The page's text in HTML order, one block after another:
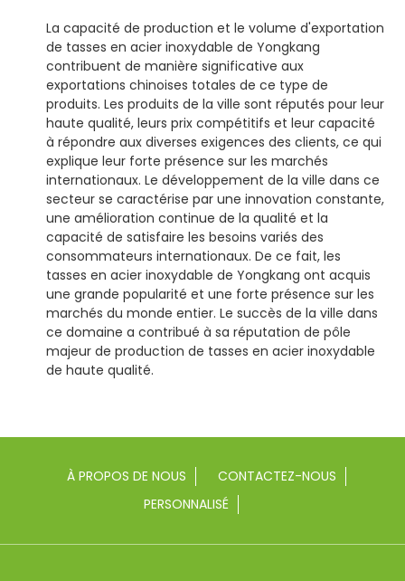
La capacité de production et le volume d'exportation
de tasses en acier inoxydable de Yongkang
contribuent de manière significative aux
exportations chinoises totales de ce type de
produits. Les produits de la ville sont réputés pour leur
haute qualité, leurs prix compétitifs et leur capacité
à répondre aux diverses exigences des clients, ce qui
explique leur forte présence sur les marchés
internationaux. Le développement de la ville dans ce
secteur se caractérise par une innovation constante,
une amélioration continue de la qualité et la
capacité de satisfaire les besoins variés des
consommateurs internationaux. De ce fait, les
tasses en acier inoxydable de Yongkang ont acquis
une grande popularité et une forte présence sur les
marchés du monde entier. Le succès de la ville dans
ce domaine a contribué à sa réputation de pôle
majeur de production de tasses en acier inoxydable
de haute qualité.
À PROPOS DE NOUS
CONTACTEZ-NOUS
PERSONNALISÉ